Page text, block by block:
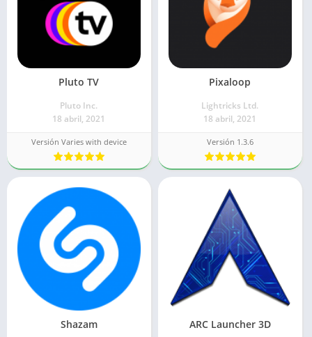
Pluto TV
Pluto Inc.
18 abril, 2021
Versión Varies with device
Pixaloop
Lightricks Ltd.
18 abril, 2021
Versión 1.3.6
Shazam ARC Launcher 3D